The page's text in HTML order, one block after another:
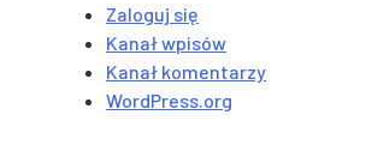
Zaloguj się
Kanał wpisów
Kanał komentarzy
WordPress.org